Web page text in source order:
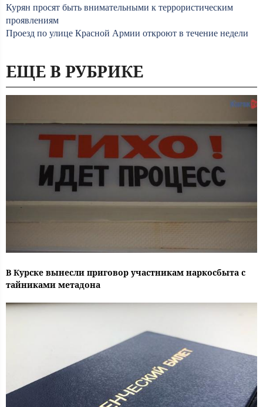
Курян просят быть внимательными к террористическим
проявлениям
Проезд по улице Красной Армии откроют в течение недели
ЕЩЕ В РУБРИКЕ
В Курске вынесли приговор участникам наркосбыта с
тайниками метадона